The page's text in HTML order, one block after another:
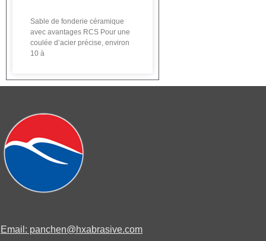
Sable de fonderie céramique
avec avantages RCS Pour une
coulée d’acier précise, environ
10 à
Email: panchen@hxabrasive.com